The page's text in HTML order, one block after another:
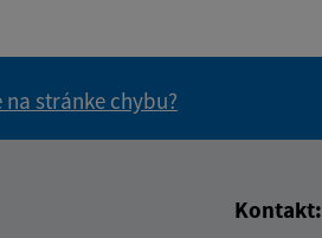
na stránke chybu?
Kontakt: